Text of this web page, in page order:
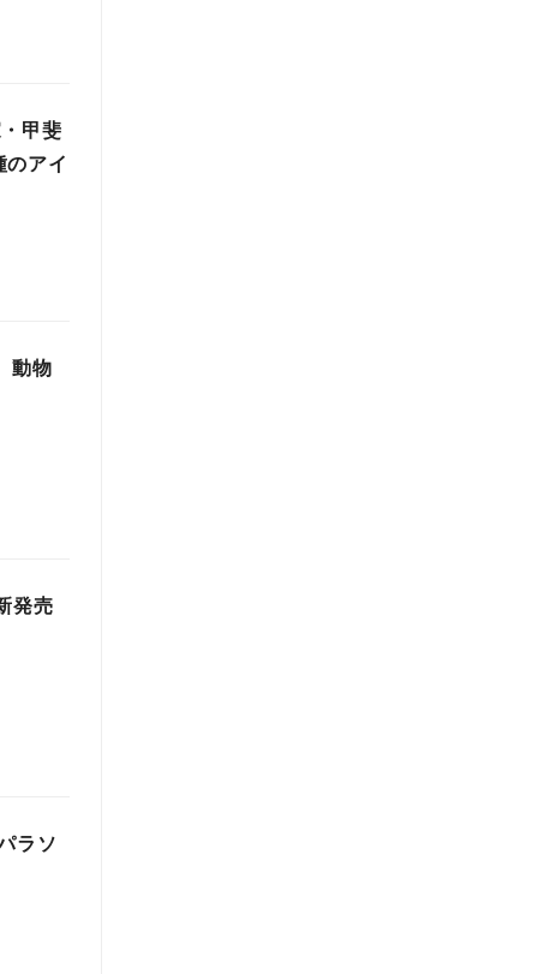
甲斐
のアイ
動物
発売
ラソ